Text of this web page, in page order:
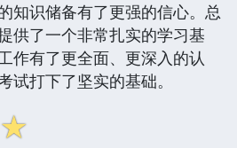
知识储备有了更强的信心。总
供了一个非常扎实的学习基
作有了更全面、更深入的认
试打下了坚实的基础。
☆